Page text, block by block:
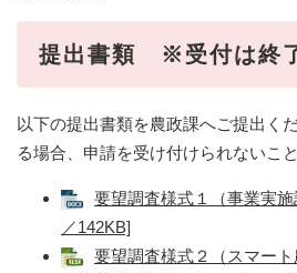
提出書類 ※受付は終
以下の提出書類を農政課へご提出く
る場合、申請を受け付けられないこ
要望調査様式１（事業実
／142KB]
要望調査様式２（スマー